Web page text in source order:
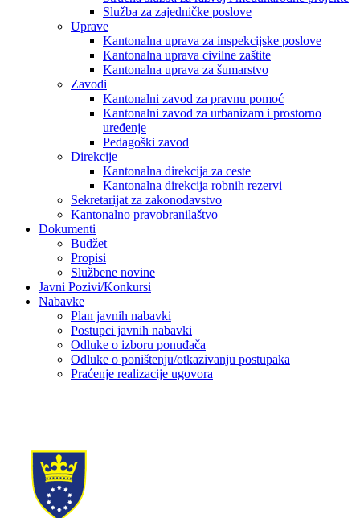
Služba za zajedničke poslove
Uprave
Kantonalna uprava za inspekcijske poslove
Kantonalna uprava civilne zaštite
Kantonalna uprava za šumarstvo
Zavodi
Kantonalni zavod za pravnu pomoć
Kantonalni zavod za urbanizam i prostorno
uređenje
Pedagoški zavod
Direkcije
Kantonalna direkcija za ceste
Kantonalna direkcija robnih rezervi
Sekretarijat za zakonodavstvo
Kantonalno pravobranilaštvo
Dokumenti
Budžet
Propisi
Službene novine
Javni Pozivi/Konkursi
Nabavke
Plan javnih nabavki
Postupci javnih nabavki
Odluke o izboru ponuđača
Odluke o poništenju/otkazivanju postupaka
Praćenje realizacije ugovora